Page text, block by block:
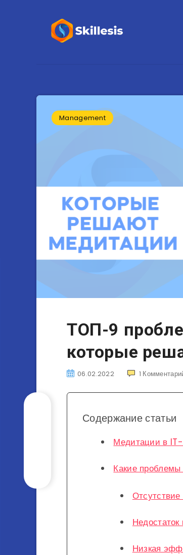
Management
ТОП-9
которые
06.02.2022 1
Содержание статьи
Медитации в
Какие
Недостаток
Низкая